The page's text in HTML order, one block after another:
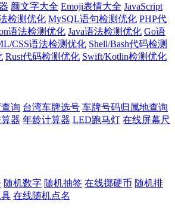
颜文字大全 Emoji表情大全 JavaScript
检测优化 MySQL语句检测优化 PHP代
语法检测优化 Java语法检测优化 Go语
CSS语法检测优化 Shell/Bash代码检测
Rust代码检测优化 Swift/Kotlin检测优化
询 台湾车牌选号 车牌号码归属地查询
器 年龄计算器 LED跑马灯 在线屏幕尺
随机数字 随机抽签 在线掷硬币 随机排
在线随机点名